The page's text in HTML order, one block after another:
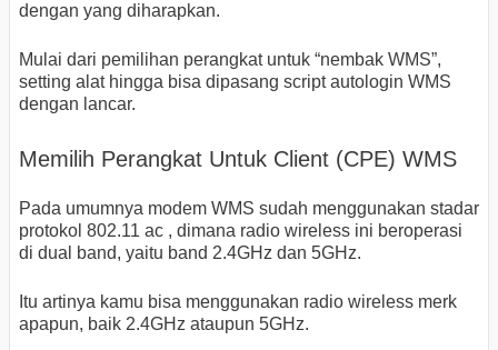
dengan yang diharapkan.
Mulai dari pemilihan perangkat untuk “nembak WMS”,
setting alat hingga bisa dipasang script autologin WMS
dengan lancar.
Memilih Perangkat Untuk Client (CPE) WMS
Pada umumnya modem WMS sudah menggunakan stadar
protokol 802.11 ac , dimana radio wireless ini beroperasi
di dual band, yaitu band 2.4GHz dan 5GHz.
Itu artinya kamu bisa menggunakan radio wireless merk
apapun, baik 2.4GHz ataupun 5GHz.